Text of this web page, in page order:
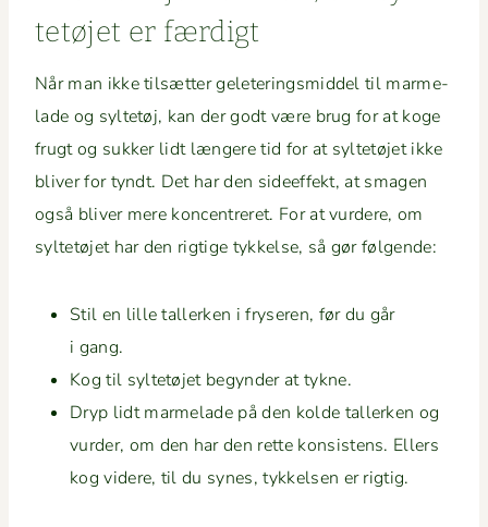
tetø­jet er færdigt
Når man ikke tilsæt­ter gele­ter­ingsmid­del til marme­
lade og syl­tetøj, kan der godt være brug for at koge
frugt og sukker lidt læn­gere tid for at syl­tetø­jet ikke
bliv­er for tyn­dt. Det har den side­ef­fekt, at sma­gen
også bliv­er mere kon­cen­tr­eret. For at vur­dere, om
syl­tetø­jet har den rigtige tykkelse, så gør følgende:
Stil en lille tallerken i fry­seren, før du går
i gang.
Kog til syl­tetø­jet beg­y­n­der at tykne.
Dryp lidt marme­lade på den kolde tallerken og
vur­der, om den har den rette kon­sis­tens. Ellers
kog videre, til du synes, tykkelsen er rigtig.